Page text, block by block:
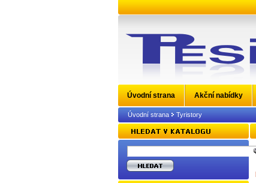
Úvodní strana Akční nabídky
Úvodní strana Tyristory